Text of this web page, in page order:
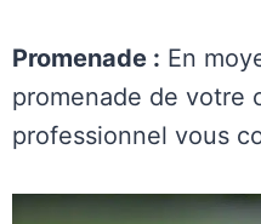
Promenade : En
promenade de votre
professionnel vous